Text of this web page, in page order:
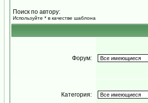
Поиск по автору:
Используйте * в качестве шаблона
Форум:
Категория: